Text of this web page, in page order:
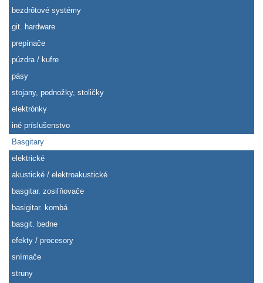
bezdrôtové systémy
git. hardware
prepínače
púzdra / kufre
pásy
stojany, podnožky, stoličky
elektrónky
iné príslušenstvo
Basgitary
elektrické
akustické / elektroakustické
basgitar. zosiľňovače
basigitar. kombá
basgit. bedne
efekty / procesory
snímače
struny